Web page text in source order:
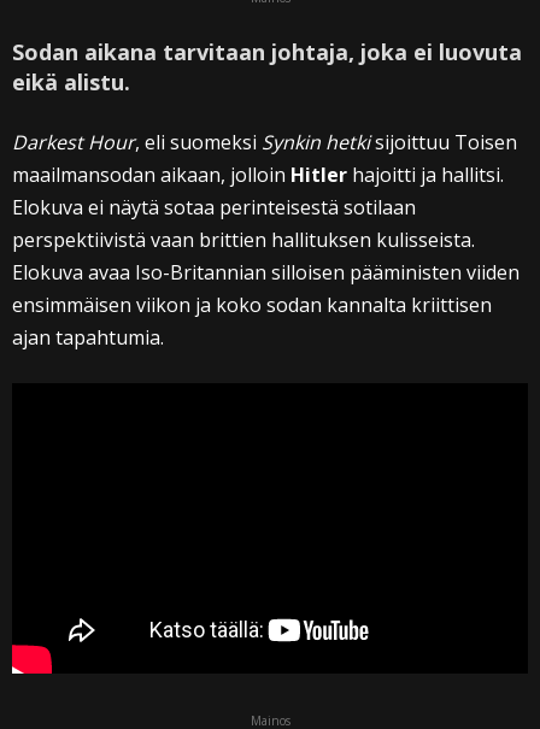
Sodan aikana tarvitaan johtaja, joka ei luovuta
eikä alistu.
Darkest Hour, eli suomeksi Synkin hetkisijoittuu Toisen
maailmansodan aikaan, jolloin Hitler hajoitti ja hallitsi.
Elokuva ei näytä sotaa perinteisestä sotilaan
perspektiivistä vaan brittien hallituksen kulisseista.
Elokuva avaa Iso-Britannian silloisen pääministen viiden
ensimmäisen viikon ja koko sodan kannalta kriittisen
ajan tapahtumia.
Mainos